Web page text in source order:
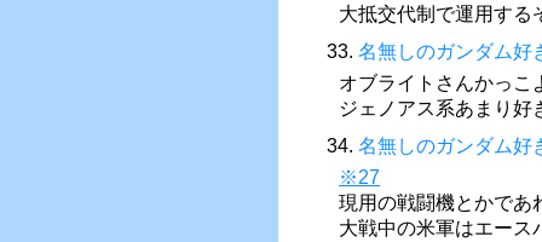
大抵交代制で運用する
33. 名無しのガンダム好
オブライトさんかっこ
ジェノアス系あまり好
34. 名無しのガンダム好
※27
現用の戦闘機とかであ
大戦中の米軍はエース